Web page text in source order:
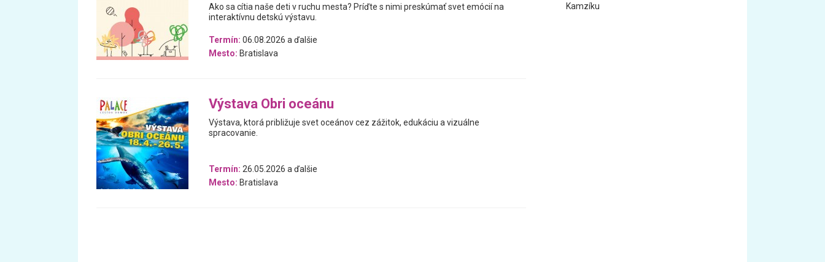
Ako sa cítia naše deti v ruchu mesta? Príďte s nimi preskúmať svet emócií na
interaktívnu detskú výstavu.
Termín: 06.08.2026 a ďalšie
Mesto: Bratislava
Výstava Obri oceánu
Výstava, ktorá približuje svet oceánov cez zážitok, edukáciu a vizuálne
spracovanie.
Termín: 26.05.2026 a ďalšie
Mesto: Bratislava
Kamzíku